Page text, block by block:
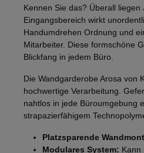
Kennen Sie das? Überall
Eingangsbereich wirkt
Handumdrehen Ordnung und
Mitarbeiter. Diese formschöne
Blickfang in jedem Büro.
Die Wandgarderobe Arosa von
hochwertige Verarbeitung.
nahtlos in jede Büroumgebung
strapazierfähigem
Platzsparende
Modulares System: Kann